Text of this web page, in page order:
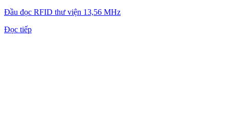
Đầu đọc RFID thư viện 13,56 MHz
Đọc tiếp